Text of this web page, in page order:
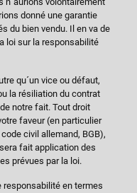
donné une garantie
du bien vendu. Il en va de
loi sur la responsabilité
qu´un vice ou défaut,
la résiliation du contrat
notre fait. Tout droit
faveur (en particulier
civil allemand, BGB),
fait application des
prévues par la loi.
responsabilité en termes